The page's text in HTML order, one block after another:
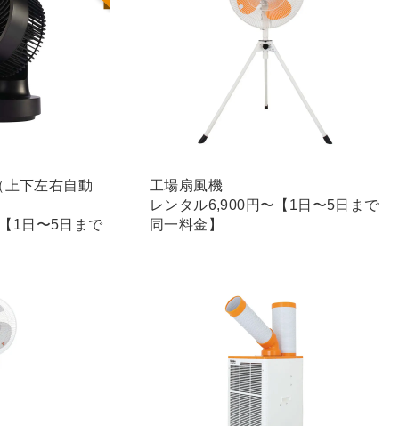
上下左右自動
1日〜5日まで
工場扇風機
レンタル6,900円〜【1日〜5日まで
同一料金】